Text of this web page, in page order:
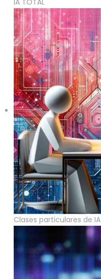
Clases particulares de IA